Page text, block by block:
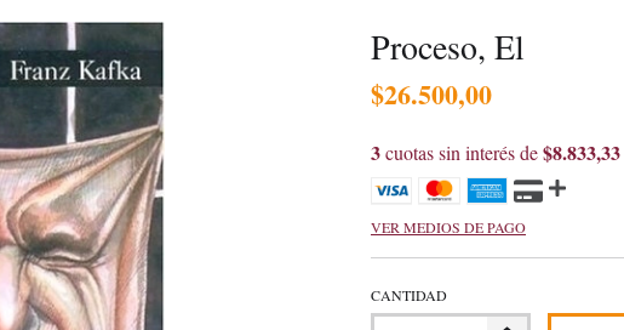
Proceso, El
$26.500,00
3cuotas sin interés de$8.833,33
VER MEDIOS DE PAGO
CANTIDAD